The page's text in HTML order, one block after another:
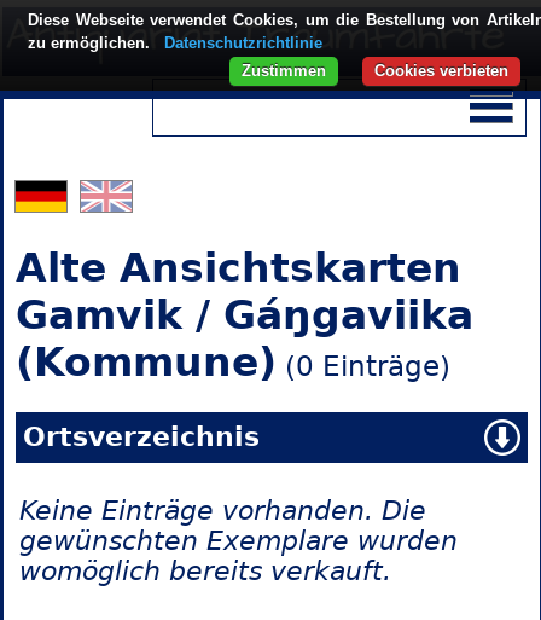
Alte Ansichtskarten
Gamvik / Gáŋgaviika
(Kommune) (0 Einträge)
Ortsverzeichnis
Keine Einträge vorhanden. Die
gewünschten Exemplare wurden
womöglich bereits verkauft.
Diese Webseite verwendet Cookies, um die Bestellung von
zu ermöglichen.
Datenschutzrichtlinie
Cookies verbieten
Zustimmen